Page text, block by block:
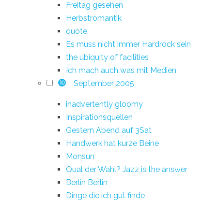
Freitag gesehen
Herbstromantik
quote
Es muss nicht immer Hardrock sein
the ubiquity of facilities
Ich mach auch was mit Medien
10 September 2005
inadvertently gloomy
Inspirationsquellen
Gestern Abend auf 3Sat
Handwerk hat kurze Beine
Monsun
Qual der Wahl? Jazz is the answer
Berlin Berlin
Dinge die ich gut finde